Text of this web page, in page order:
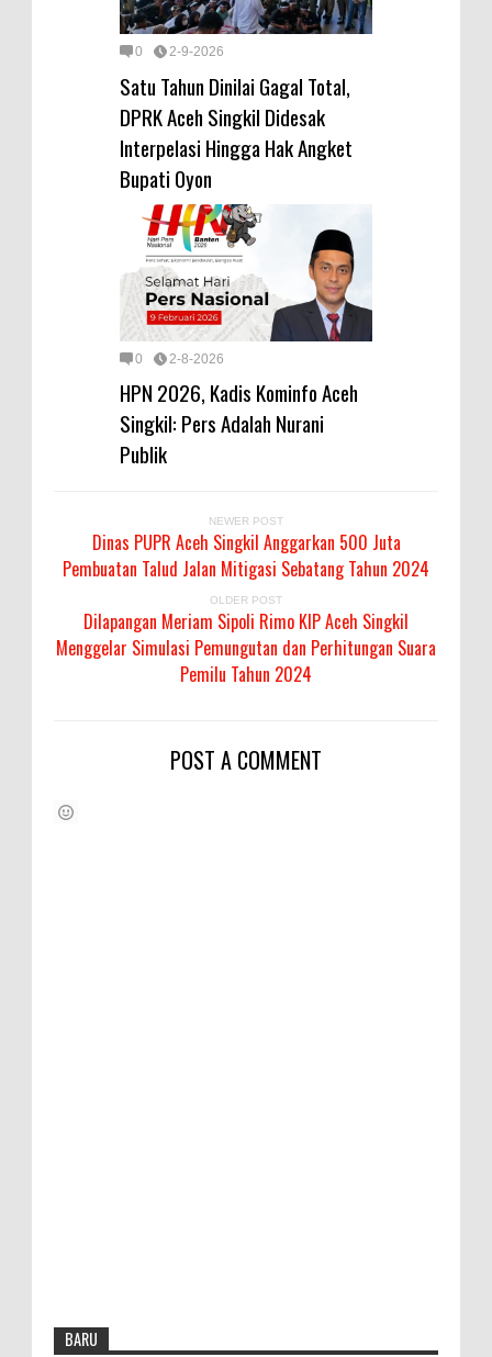
0 2-9-2026
Satu Tahun Dinilai Gagal Total,
DPRK Aceh Singkil Didesak
Interpelasi Hingga Hak Angket
Bupati Oyon
0 2-8-2026
HPN 2026, Kadis Kominfo Aceh
Singkil: Pers Adalah Nurani
Publik
NEWER POST
Dinas PUPR Aceh Singkil Anggarkan 500 Juta
Pembuatan Talud Jalan Mitigasi Sebatang Tahun 2024
OLDER POST
Dilapangan Meriam Sipoli Rimo KIP Aceh Singkil
Menggelar Simulasi Pemungutan dan Perhitungan Suara
Pemilu Tahun 2024
POST A COMMENT
BARU